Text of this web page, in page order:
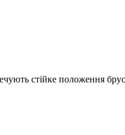
стійке положення